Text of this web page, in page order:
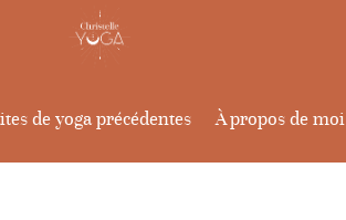
de yoga précédentes À propos de moi